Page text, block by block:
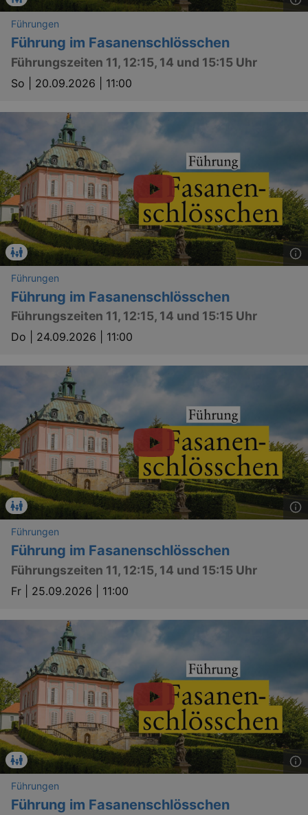
Führungen
Führung im Fasanenschlösschen
Führungszeiten 11, 12:15, 14 und 15:15 Uhr
So | 20.09.2026 | 11:00
Führungen
Führung im Fasanenschlösschen
Führungszeiten 11, 12:15, 14 und 15:15 Uhr
Do | 24.09.2026 | 11:00
Führungen
Führung im Fasanenschlösschen
Führungszeiten 11, 12:15, 14 und 15:15 Uhr
Fr | 25.09.2026 | 11:00
Führungen
Führung im Fasanenschlösschen
kulturkalender_dresden_session
staging.kulturkalender-
dresden.de
mobile
dresden.de
PHPSESSID
PHP.net
staging.kulturkalender-
dresden.de
4